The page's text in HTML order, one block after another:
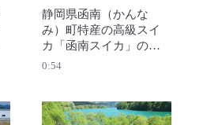
2025年７月17日公開
静岡県函南（かんな
み）町特産の高級スイ
カ「函南スイカ」の出
荷時期を迎え、JAふじ
と市場関係者が出荷計
0:54